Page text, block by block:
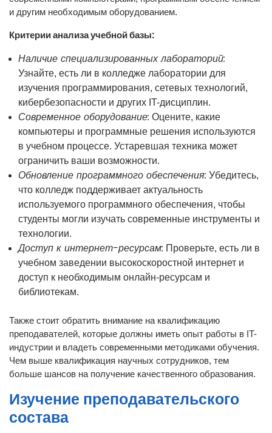
и другим необходимым оборудованием.
Критерии анализа учебной базы:
Наличие специализированных лабораторий:
Узнайте, есть ли в колледже лаборатории для
изучения программирования, сетевых технологий,
кибербезопасности и других IT-дисциплин.
Современное оборудование: Оцените, какие
компьютеры и программные решения используются
в учебном процессе. Устаревшая техника может
ограничить ваши возможности.
Обновление программного обеспечения: Убедитесь,
что колледж поддерживает актуальность
используемого программного обеспечения, чтобы
студенты могли изучать современные инструменты и
технологии.
Доступ к интернет-ресурсам: Проверьте, есть ли в
учебном заведении высокоскоростной интернет и
доступ к необходимым онлайн-ресурсам и
библиотекам.
Также стоит обратить внимание на квалификацию
преподавателей, которые должны иметь опыт работы в IT-
индустрии и владеть современными методиками обучения.
Чем выше квалификация научных сотрудников, тем
больше шансов на получение качественного образования.
Изучение преподавательского
состава